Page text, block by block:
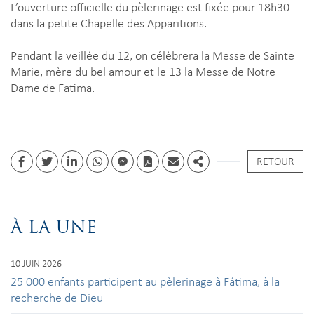
L’ouverture officielle du pèlerinage est fixée pour 18h30
dans la petite Chapelle des Apparitions.
Pendant la veillée du 12, on célèbrera la Messe de Sainte
Marie, mère du bel amour et le 13 la Messe de Notre
Dame de Fatima.
FacebookTwitterLinkedinwhatsappfacebook messenger
PDF EmailShare
RETOUR
À LA UNE
10 JUIN 2026
25 000 enfants participent au pèlerinage à Fátima, à la
recherche de Dieu